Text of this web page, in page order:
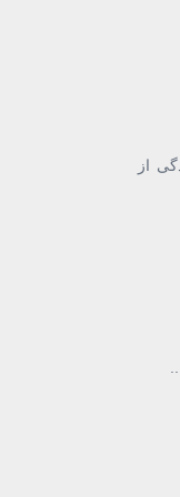
از